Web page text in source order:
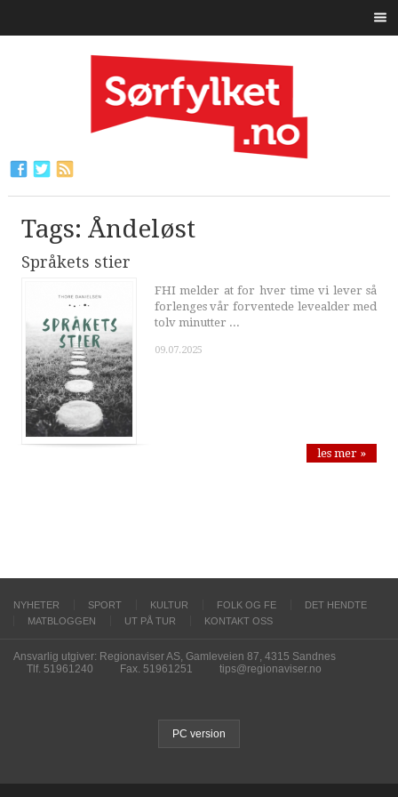
Tags: Åndeløst
Språkets stier
FHI melder at for hver time vi lever så
forlenges vår forventede levealder med
tolv minutter ...
09.07.2025
les mer »
NYHETER SPORT KULTUR FOLK OG FE
DET HENDTE
MATBLOGGEN
UT PÅ TUR KONTAKT OSS
Ansvarlig utgiver: Regionaviser AS, Gamleveien 87, 4315 Sandnes
Tlf. 51961240
Fax. 51961251 tips@regionaviser.no
PC version